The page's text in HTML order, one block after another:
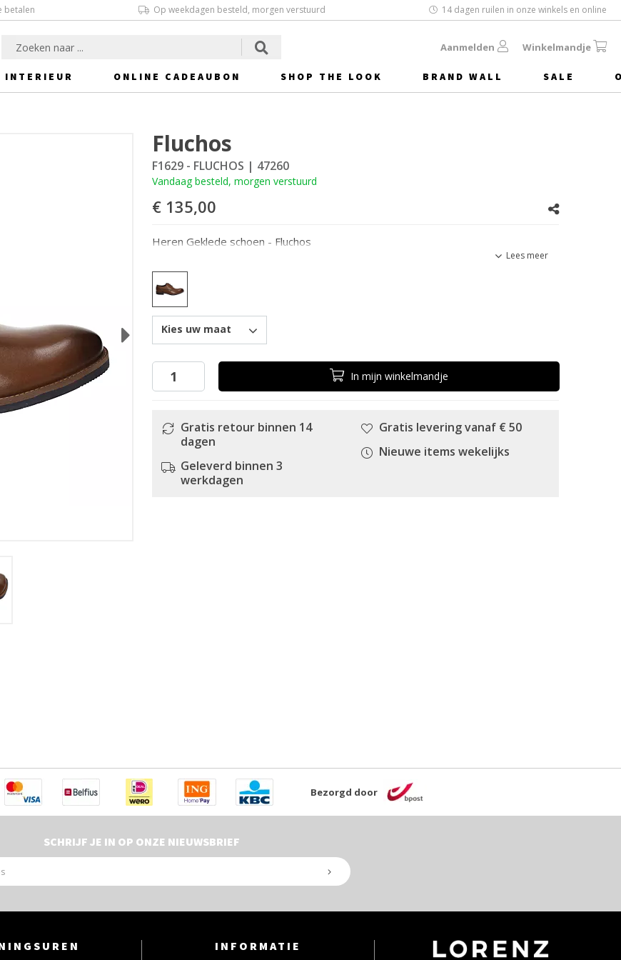
betalen Op weekdagen besteld, morgen verstuurd 14 dagen ruilen in onze winkels en online
Aanmelden Winkelmandje
ONLINE CADEAUBON SHOP THE LOOK BRAND WALL SALE
Next
Fluchos
F1629 - FLUCHOS | 47260
Vandaag besteld, morgen verstuurd
€ 135,00
Heren Geklede schoen - Fluchos
Lees meer
Kies uw maat
In mijn winkelmandje
Gratis retour binnen 14
dagen
Geleverd binnen 3
werkdagen
Gratis levering vanaf € 50
Nieuwe items wekelijks
Bezorgd door
SCHRIJF JE IN OP ONZE NIEUWSBRIEF
INFORMATIE